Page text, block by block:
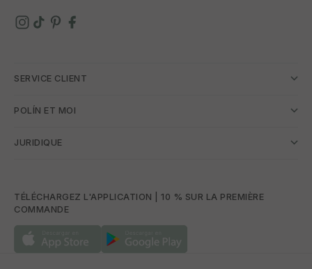
SERVICE CLIENT
POLÍN ET MOI
JURIDIQUE
TÉLÉCHARGEZ L'APPLICATION | 10 % SUR LA PREMIÈRE
COMMANDE